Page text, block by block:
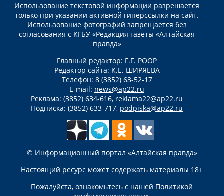
Использование текстовой информации разрешается
только при указании активной гиперссылки на сайт.
Использование фотографий запрещается без
согласования с КГБУ «Редакция газеты «Алтайская
правда»
Главный редактор: Г.Г. РООР
Редактор сайта: К.Е. ШИРЯЕВА
Телефон: 8 (3852) 63-52-17
E-mail: news@ap22.ru
Реклама: (3852) 634-616, reklama22@ap22.ru
Подписка: (3852) 633-717, podpiska@ap22.ru
© Информационный портал «Алтайская правда»
Настоящий ресурс может содержать материалы 18+
Пожалуйста, ознакомьтесь с нашей Политикой